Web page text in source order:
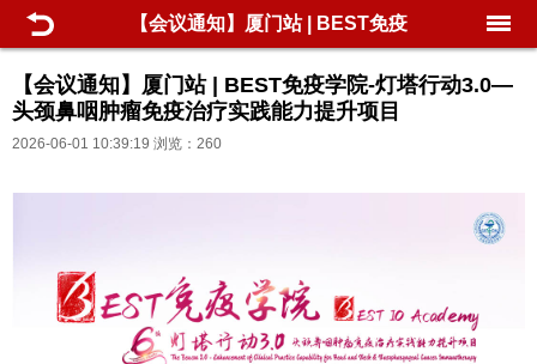
【会议通知】厦门站 | BEST免疫
学院-灯塔行动3.0—头颈鼻咽肿瘤
免疫治疗实践能力提升项目
【会议通知】厦门站 | BEST免疫学院-灯塔行动3.0—
头颈鼻咽肿瘤免疫治疗实践能力提升项目
2026-06-01 10:39:19 浏览：260